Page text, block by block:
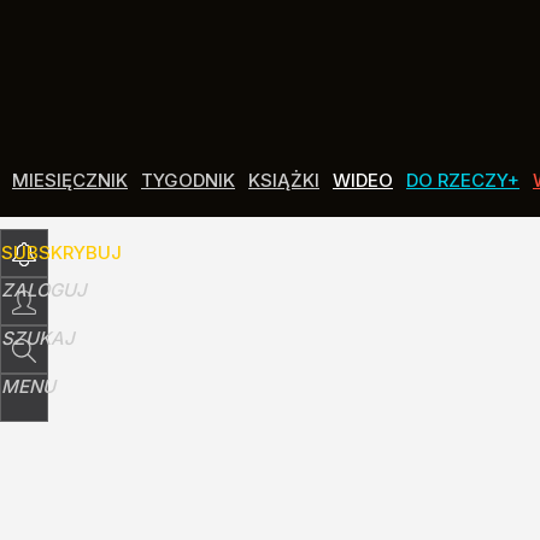
MIESIĘCZNIK TYGODNIK KSIĄŻKI WIDEO DO RZECZY+
SUBSKRYBUJ
ZALOGUJ
SZUKAJ
MENU